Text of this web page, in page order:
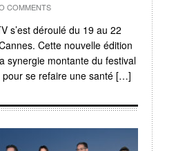
COMMENTS
s’est déroulé du 19 au 22
Cette nouvelle édition
synergie montante du festival
pour se refaire une santé […]